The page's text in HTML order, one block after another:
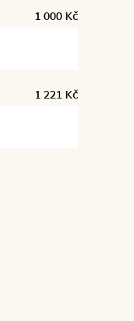
1 000 Kč
1 221 Kč